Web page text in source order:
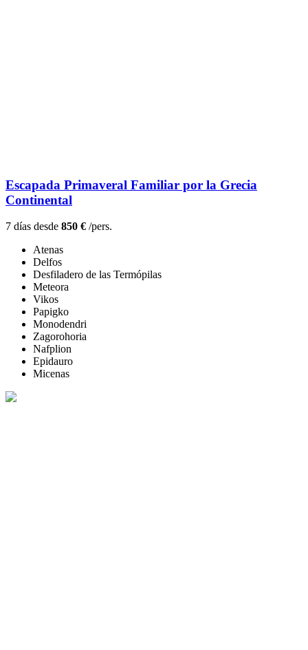
Escapada Primaveral Familiar por la Grecia
Continental
7 días desde 850 € /pers.
Atenas
Delfos
Desfiladero de las Termópilas
Meteora
Vikos
Papigko
Monodendri
Zagorohoria
Nafplion
Epidauro
Micenas